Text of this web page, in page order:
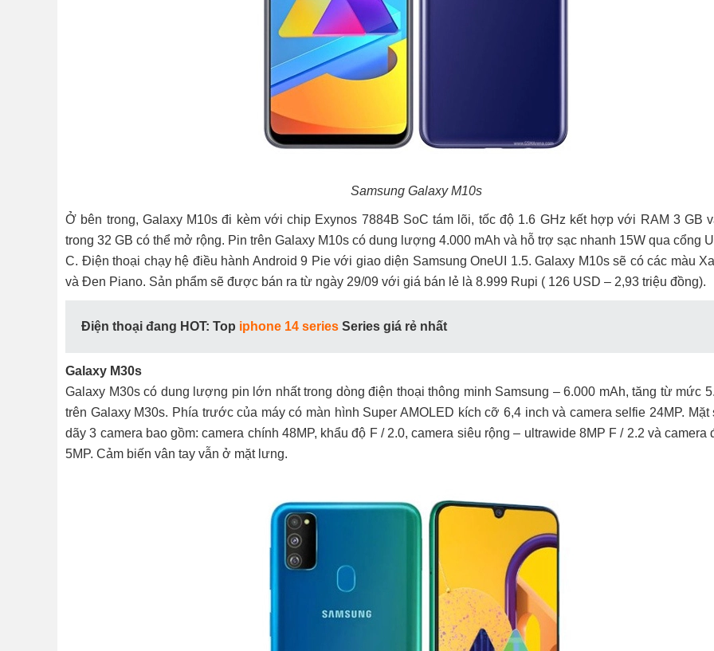
Samsung Galaxy M10s
Ở bên trong, Galaxy M10s đi kèm với chip Exynos 7884B SoC tám lõi, tốc độ 1.6 GHz kết hợp với RAM 3 GB
trong 32 GB có thể mở rộng. Pin trên Galaxy M10s có dung lượng 4.000 mAh và hỗ trợ sạc nhanh 15W qua cổng
C. Điện thoại chạy hệ điều hành Android 9 Pie với giao diện Samsung OneUI 1.5. Galaxy M10s sẽ có các màu
và Đen Piano. Sản phẩm sẽ được bán ra từ ngày 29/09 với giá bán lẻ là 8.999 Rupi ( 126 USD – 2,93 triệu đồng).
Điện thoại đang HOT: Top iphone 14 series Series giá rẻ nhất
Galaxy M30s
Galaxy M30s có dung lượng pin lớn nhất trong dòng điện thoại thông minh Samsung – 6.000 mAh, tăng từ mức
trên Galaxy M30s. Phía trước của máy có màn hình Super AMOLED kích cỡ 6,4 inch và camera selfie 24MP. Mặt
dãy 3 camera bao gồm: camera chính 48MP, khẩu độ F / 2.0, camera siêu rộng – ultrawide 8MP F / 2.2 và camera
5MP. Cảm biến vân tay vẫn ở mặt lưng.